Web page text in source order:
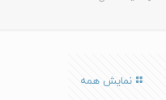
نمایش همه